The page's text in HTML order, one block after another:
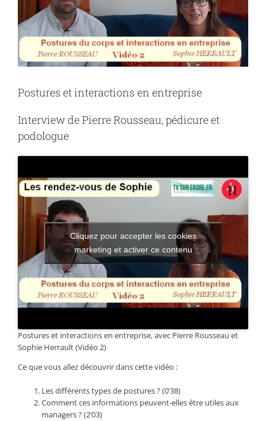
Postures et interactions en entreprise
Interview de Pierre Rousseau, pédicure et
podologue
Cliquez pour accepter les cookies
marketing et activer ce contenu
Postures et interactions en entreprise, avec Pierre Rousseau et
Sophie Herrault (Vidéo 2)
Ce que vous allez découvrir dans cette vidéo :
Les différents types de postures ? (0’38)
Comment ces informations peuvent-elles être utiles aux
managers ? (2’03)